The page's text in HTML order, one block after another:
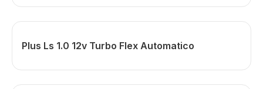
Plus Ls 1.0 12v Turbo Flex Automatico